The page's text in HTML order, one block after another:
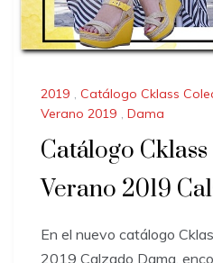
2019 , Catálogo Cklass
Verano 2019 , Dama
Catálogo
Verano 2019
En el nuevo catálogo
2019 Calzado Dama,